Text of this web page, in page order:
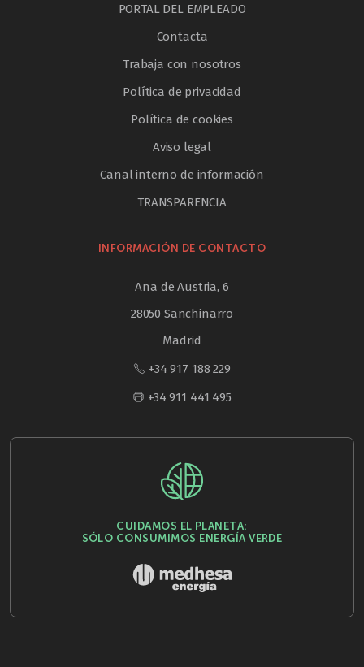
PORTAL DEL EMPLEADO
Contacta
Trabaja con nosotros
Política de privacidad
Política de cookies
Aviso legal
Canal interno de información
TRANSPARENCIA
INFORMACIÓN DE CONTACTO
Ana de Austria, 6
28050 Sanchinarro
Madrid
+34 917 188 229
+34 911 441 495
CUIDAMOS EL PLANETA:
SÓLO CONSUMIMOS ENERGÍA VERDE